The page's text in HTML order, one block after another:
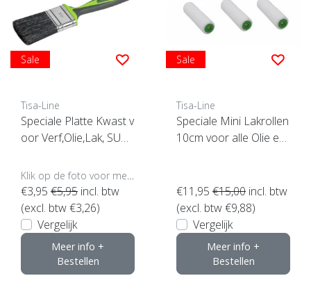
Sale
Tisa-Line
Speciale Platte Kwast v
oor Verf,Olie,Lak, SUPE
Klik op de foto voor meer opties..
€3,95 €5,95 incl. btw
(excl. btw €3,26)
Vergelijk
Meer info +
Bestellen
Sale
Tisa-Line
Speciale Mini Lakrollen
10cm voor alle Olie en
€11,95 €15,00 incl. btw
(excl. btw €9,88)
Vergelijk
Meer info +
Bestellen